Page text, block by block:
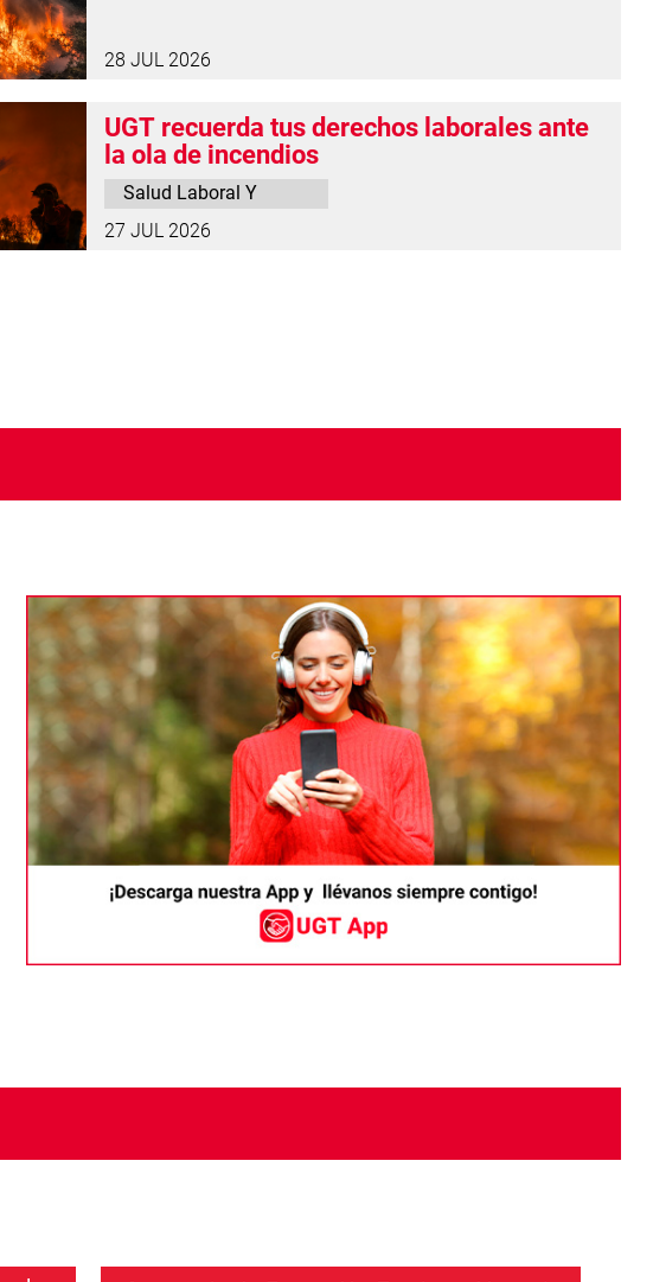
28 JUL 2026
UGT recuerda tus derechos laborales ante
la ola de incendios
Salud Laboral Y
Medio Ambiente
27 JUL 2026